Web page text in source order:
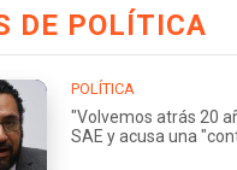
DE POLÍTICA
POLÍTICA
"Volvemos atrás 20
SAE y acusa una